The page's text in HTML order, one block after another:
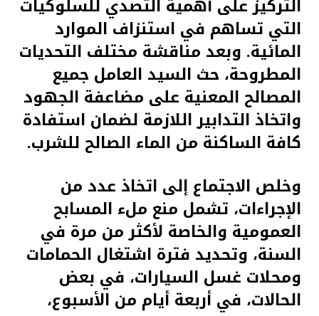
التركيز على أهمية التصدي للسلوكيات
التي تساهم في استنزاف الموارد
المائية. وبعد مناقشة مختلف التحديات
المطروحة، حث السيد العامل جميع
المصالح المعنية على مضاعفة الجهود
واتخاذ التدابير اللازمة لضمان استفادة
كافة الساكنة من الماء الصالح للشرب.
وخلص الاجتماع إلى اتخاذ عدد من
الإجراءات، تشمل منع ملء المسابح
العمومية والخاصة لأكثر من مرة في
السنة، وتحديد فترة اشتغال الحمامات
ومحلات غسل السيارات، في بعض
الحالات، في أربعة أيام من الأسبوع،